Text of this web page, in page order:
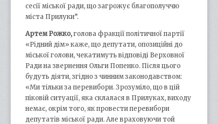
сесії міської ради, що загрожує благополуччю
міста Прилуки”.
Артем Рожко,голова фракції політичної партії
«Рідний дім» каже, що депутати, опозиційні до
міської голови, чекатимуть відповіді Верховної
Ради на звернення Ольги Попенко. Після цього
будуть діяти, згідно з чинним законодавством:
«Ми тільки за перевибори. Зрозуміло, що в цій
піковій ситуації, яка склалася в Прилуках, виходу
немає, окрім того, як провести перевибори
депутатів міської ради. Але враховуючи той